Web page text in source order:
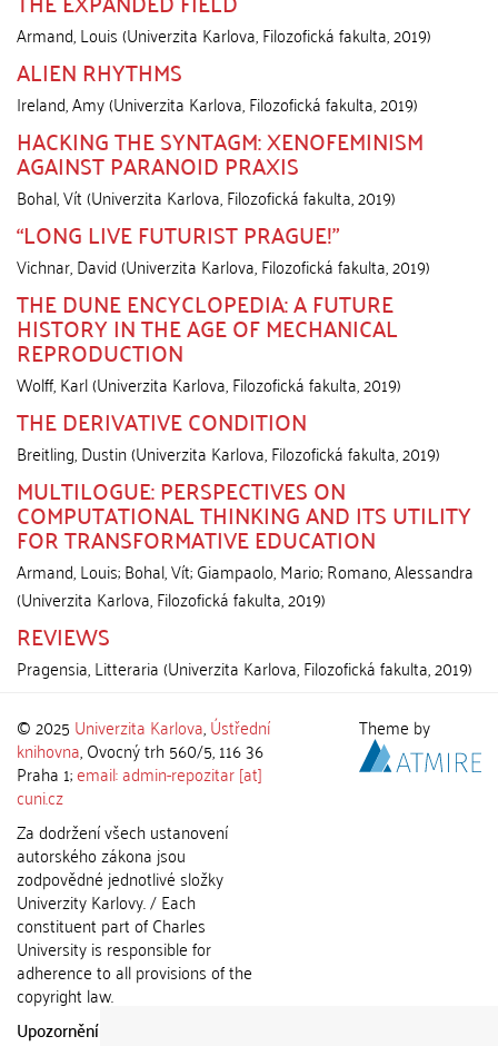
Armand, Louis(Univerzita Karlova, Filozofická fakulta,2019)
ALIEN RHYTHMS
Ireland, Amy(Univerzita Karlova, Filozofická fakulta,2019)
HACKING THE SYNTAGM: XENOFEMINISM
AGAINST PARANOID PRAXIS
Bohal, Vít(Univerzita Karlova, Filozofická fakulta,2019)
“LONG LIVE FUTURIST PRAGUE!”
Vichnar, David(Univerzita Karlova, Filozofická fakulta,2019)
THE DUNE ENCYCLOPEDIA: A FUTURE
HISTORY IN THE AGE OF MECHANICAL
REPRODUCTION
Wolff, Karl(Univerzita Karlova, Filozofická fakulta,2019)
THE DERIVATIVE CONDITION
Breitling, Dustin(Univerzita Karlova, Filozofická fakulta,2019)
MULTILOGUE: PERSPECTIVES ON
COMPUTATIONAL THINKING AND ITS UTILITY
FOR TRANSFORMATIVE EDUCATION
Armand, Louis;Bohal, Vít;Giampaolo, Mario;Romano, Alessandra
(Univerzita Karlova, Filozofická fakulta,2019)
REVIEWS
Pragensia, Litteraria(Univerzita Karlova, Filozofická fakulta,2019)
© 2025 Univerzita Karlova,Ústřední
knihovna, Ovocný trh 560/5, 116 36
Praha 1;email: admin-repozitar [at]
cuni.cz
Za dodržení všech ustanovení
autorského zákona jsou
zodpovědné jednotlivé složky
Univerzity Karlovy. / Each
constituent part of Charles
University is responsible for
adherence to all provisions of the
copyright law.
Upozornění / Notice:
Theme by